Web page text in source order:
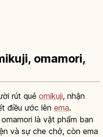
omamori,
rút quẻ omikuji, nhận
điều ước lên ema.
là vật phẩm ban
và sự che chở, còn ema